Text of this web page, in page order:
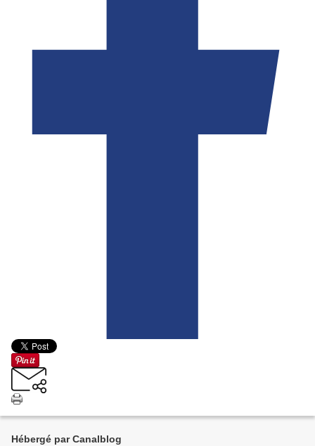
Hébergé par Canalblog